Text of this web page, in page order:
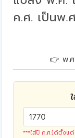
ค.ศ. เป็นพ.
👉 พ.
***ใส่ปี ค.ศ.ได้ตั้งแ